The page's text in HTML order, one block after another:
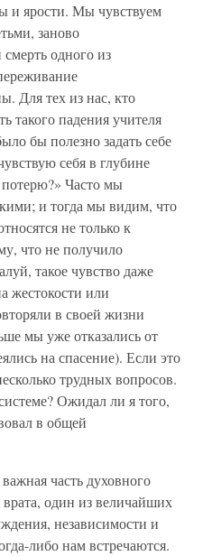
и ярости. Мы чувствуем
заново
одного из
Для тех из нас, кто
такого падения учителя
бы полезно задать себе
себя в глубине
Часто мы
и тогда мы видим, что
не только к
что не получило
такое чувство даже
жестокости или
в своей жизни
мы уже отказались от
на спасение). Если это
трудных вопросов.
Ожидал ли я того,
в общей
часть духовного
один из величайших
независимости и
либо нам встречаются.